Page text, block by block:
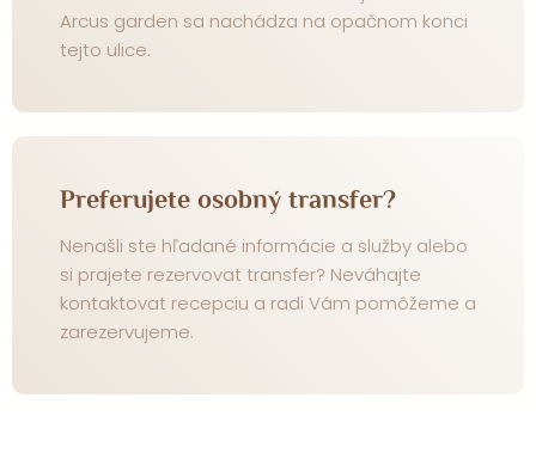
Arcus garden sa nachádza na opačnom konci
tejto ulice.
Preferujete osobný transfer?
Nenašli ste hľadané informácie a služby alebo
si prajete rezervovat transfer? Neváhajte
kontaktovat recepciu a radi Vám pomôžeme a
zarezervujeme.